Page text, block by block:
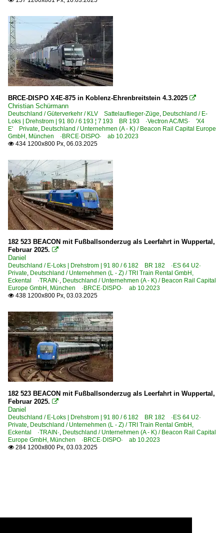
BRCE-DISPO X4E-875 in Koblenz-Ehrenbreitstein 4.3.2025 
Christian Schürmann
Deutschland / Güterverkehr / KLV Sattelauflieger-Züge, Deutschland / E-
Loks | Drehstrom | 91 80 / 6 193 ¦ 7 193 BR 193 ·Vectron AC/MS· 'X4
E' Private, Deutschland / Unternehmen (A - K) / Beacon Rail Capital Europe
GmbH, München ·BRCE·DISPO· ab 10.2023
 434 1200x800 Px, 06.03.2025
182 523 BEACON mit Fußballsonderzug als Leerfahrt in Wuppertal,
Februar 2025. 
Daniel
Deutschland / E-Loks | Drehstrom | 91 80 / 6 182 BR 182 ·ES 64 U2·
Private, Deutschland / Unternehmen (L - Z) / TRI Train Rental GmbH,
Eckental ·TRAIN·, Deutschland / Unternehmen (A - K) / Beacon Rail Capital
Europe GmbH, München ·BRCE·DISPO· ab 10.2023
 438 1200x800 Px, 03.03.2025
182 523 BEACON mit Fußballsonderzug als Leerfahrt in Wuppertal,
Februar 2025. 
Daniel
Deutschland / E-Loks | Drehstrom | 91 80 / 6 182 BR 182 ·ES 64 U2·
Private, Deutschland / Unternehmen (L - Z) / TRI Train Rental GmbH,
Eckental ·TRAIN·, Deutschland / Unternehmen (A - K) / Beacon Rail Capital
Europe GmbH, München ·BRCE·DISPO· ab 10.2023
 284 1200x800 Px, 03.03.2025